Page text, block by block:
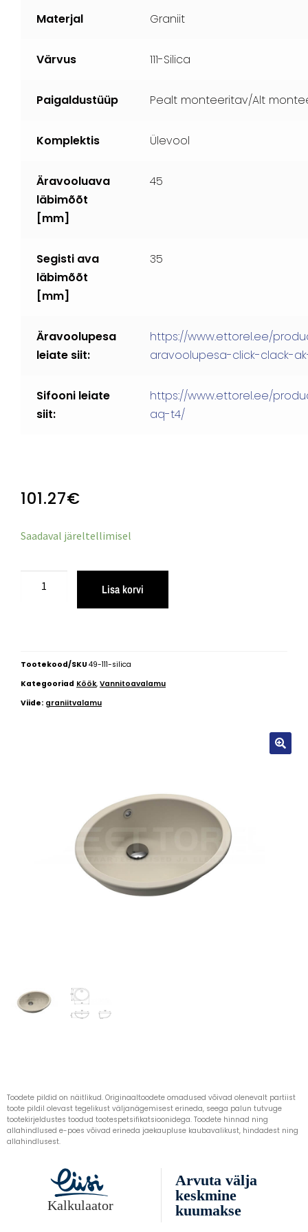
Toodete pildid on näitlikud. Originaaltoodete omadused võivad olenevalt partiist
toote pildil olevast tegelikust väljanägemisest erineda, seega palun tutvuge
tootekirjeldustes toodud tootespetsifikatsioonidega. Toodete hinnad ning
allahindlused e-poes võivad erineda jaekaupluse kaubavalikust, hindadest ning
allahindlusest.
Materjal Graniit
Värvus 111-Silica
Paigaldustüüp Pealt monteeritav/Alt
Komplektis Ülevool
Äravooluava
läbimõõt
[mm]
45
Segisti ava
läbimõõt
[mm]
35
Äravoolupesa
leiate siit:
https://www.ettorel.ee/
aravoolupesa-click-clack-
Sifooni leiate
siit:
https://www.ettorel.ee/
aq-t4/
101.27€
Saadaval järeltellimisel
Lisa korvi
Tootekood/SKU 49-111-silica
Kategooriad Köök, Vannitoavalamu
Viide: graniitvalamu